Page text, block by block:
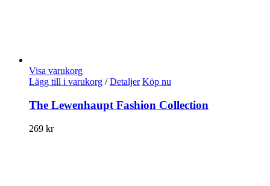
Visa varukorg
Lägg till i varukorg / Detaljer Köp nu
The Lewenhaupt Fashion Collection
269 kr